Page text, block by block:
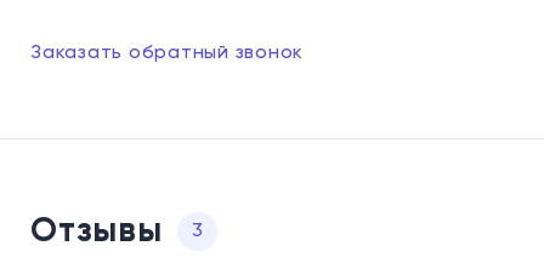
Заказать обратный звонок
Отзывы 3